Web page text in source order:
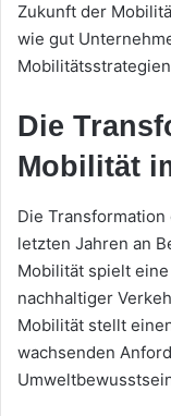
Zukunft der
wie gut
Die
Mobilität
Die
letzten Jahren an
Mobilität spielt
nachhaltiger
Mobilität stellt
wachsenden